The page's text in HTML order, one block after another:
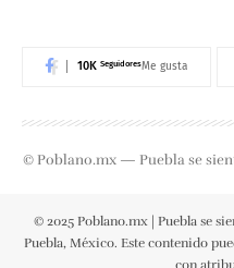
10K SeguidoresMe gusta
© Poblano.mx — Puebla se
© 2025 Poblano.mx | Puebla se
Puebla, México. Este contenido
con